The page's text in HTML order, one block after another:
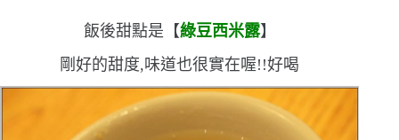
飯後甜點是【綠豆西米露】
剛好的甜度,味道也很實在喔!!好喝